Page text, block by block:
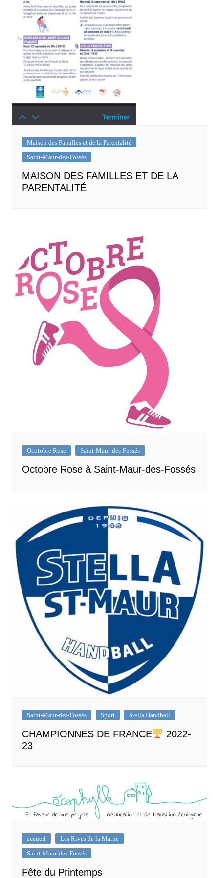
Maison des Familles et de la Parentalité
Saint-Maur-des-Fossés
MAISON DES FAMILLES ET DE LA
PARENTALITÉ
Ocotobre Rose Saint-Maur-des-Fossés
Octobre Rose à Saint-Maur-des-Fossés
Saint-Maur-des-Fossés Sport Stella Handball
CHAMPIONNES DE FRANCE
2022-
23
accueil
Les Rives de la Marne
Saint-Maur-des-Fossés
Fête du Printemps